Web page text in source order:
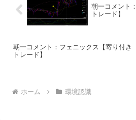
朝一コメント
トレード】
朝一コメント：フェニックス【寄り付き
トレード】
ホーム 環境認識